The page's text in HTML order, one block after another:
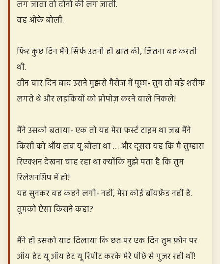
लग जाता तो दोनों की लग जाती.
वह ओके बोली.
फिर कुछ दिन मैंने सिर्फ उतनी ही बात की, जितना वह करती
थी.
तीन चार दिन बाद उसने मुझसे मैसेज में पूछा- तुम तो बड़े शरीफ
लगते थे और लड़कियों को प्रोपोज़ करने वाले निकले!
मैंने उसको बताया- एक तो यह मेरा फर्स्ट टाइम था जब मैंने
किसी को ऑय लव यू बोला था … और दूसरा यह कि मैं तुम्हारा
रिएक्शन देखना चाह रहा था क्योंकि मुझे पता है कि तुम
रिलेशनशिप में हो!
यह सुनकर वह कहने लगी- नहीं, मेरा कोई बॉयफ्रेंड नहीं है.
तुमको ऐसा किसने कहा?
मैंने ही उसको याद दिलाया कि छत पर एक दिन तुम फ़ोन पर
ऑय हेट यू ऑय हेट यू रिपीट करके मेरे पीछे से गुजर रही थीं!